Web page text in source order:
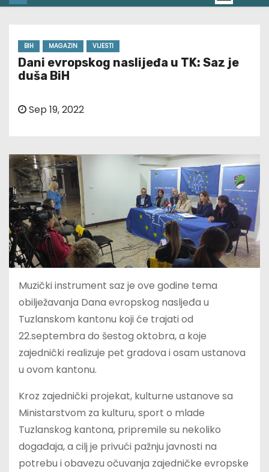
BIH MAGAZIN VIJESTI
Dani evropskog naslijeđa u TK: Saz je
duša BiH
Sep 19, 2022
Muzički instrument saz je ove godine tema
obilježavanja Dana evropskog nasljeđa u
Tuzlanskom kantonu koji će trajati od
22.septembra do šestog oktobra, a koje
zajednički realizuje pet gradova i osam ustanova
u ovom kantonu.
Kroz zajednički projekat, kulturne ustanove sa
Ministarstvom za kulturu, sport o mlade
Tuzlanskog kantona, pripremile su nekoliko
događaja, a cilj je privući pažnju javnosti na
potrebu i obavezu očuvanja zajedničke evropske